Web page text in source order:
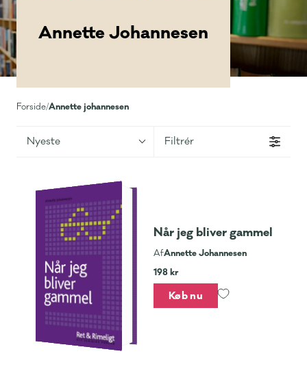
Annette Johannesen
Forside/Annette johannesen
Nyeste Filtrér
Når jeg bliver gammel
AfAnnette Johannesen
198 kr
Køb nu